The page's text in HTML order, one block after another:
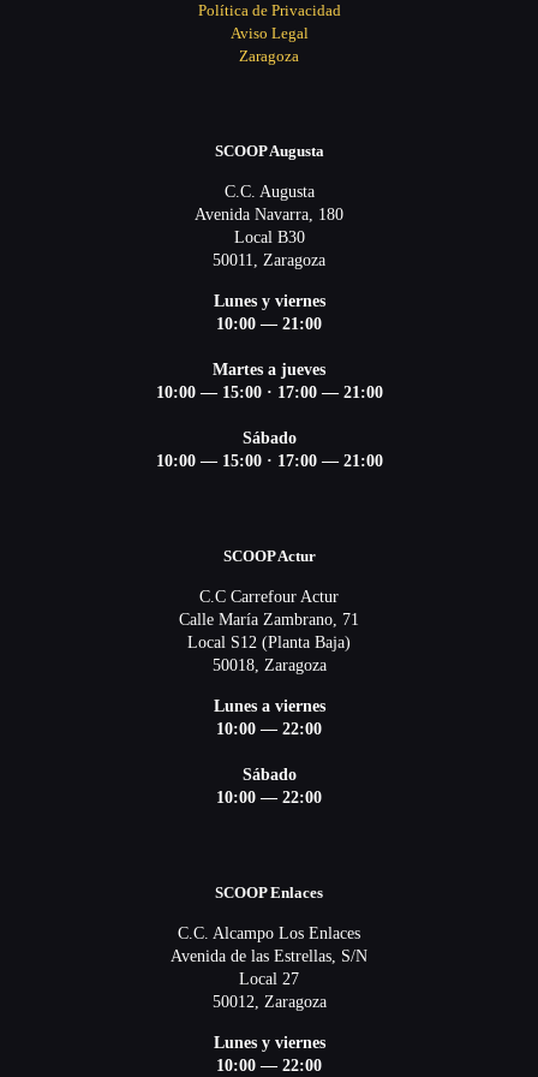
Política de Privacidad
Aviso Legal
Zaragoza
SCOOP Augusta
C.C. Augusta
Avenida Navarra, 180
Local B30
50011, Zaragoza
Lunes y viernes
10:00 — 21:00
Martes a jueves
10:00 — 15:00 · 17:00 — 21:00
Sábado
10:00 — 15:00 · 17:00 — 21:00
SCOOP Actur
C.C Carrefour Actur
Calle María Zambrano, 71
Local S12 (Planta Baja)
50018, Zaragoza
Lunes a viernes
10:00 — 22:00
Sábado
10:00 — 22:00
SCOOP Enlaces
C.C. Alcampo Los Enlaces
Avenida de las Estrellas, S/N
Local 27
50012, Zaragoza
Lunes y viernes
10:00 — 22:00